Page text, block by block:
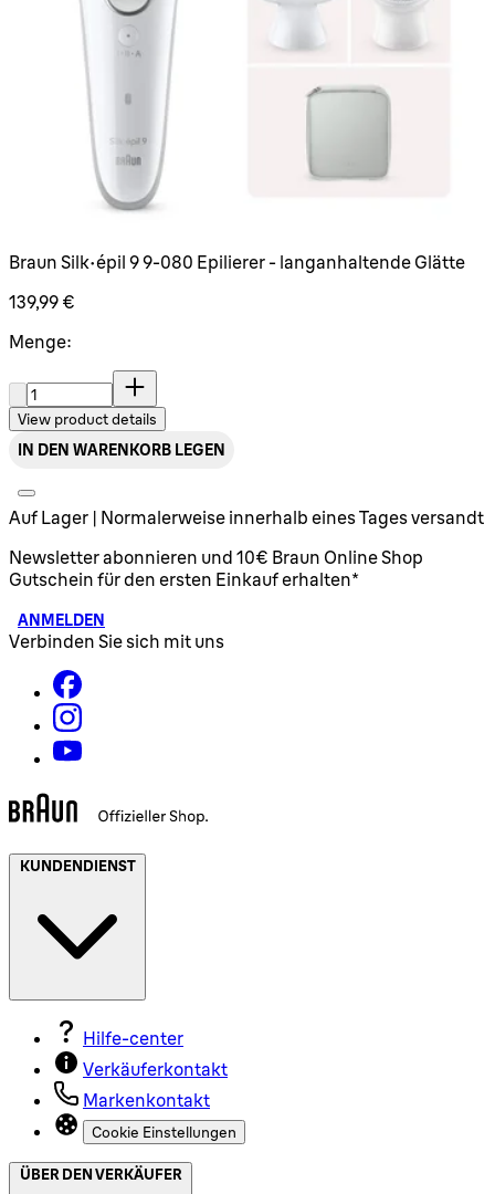
Braun Silk-épil 9 9-080 Epilierer - langanhaltende Glätte
139,99 €
Menge:
Menge:
View product details
IN DEN WARENKORB LEGEN
Auf Lager | Normalerweise innerhalb eines Tages versandt
Newsletter abonnieren und 10€ Braun Online Shop
Gutschein für den ersten Einkauf erhalten*
ANMELDEN
Verbinden Sie sich mit uns
KUNDENDIENST
Hilfe-center
Verkäuferkontakt
Markenkontakt
Cookie Einstellungen
ÜBER DEN VERKÄUFER